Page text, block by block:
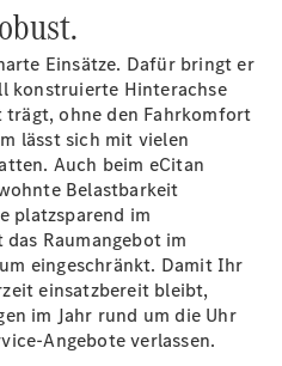
Einsätze. Dafür bringt er
konstruierte Hinterachse
ohne den Fahrkomfort
lässt sich mit vielen
Auch beim eCitan
Belastbarkeit
platzsparend im
Raumangebot im
eingeschränkt. Damit Ihr
einsatzbereit bleibt,
im Jahr rund um die Uhr
Angebote verlassen.